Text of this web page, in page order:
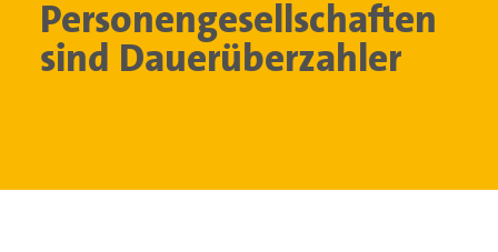
Personengesellschaften
sind Dauerüberzahler